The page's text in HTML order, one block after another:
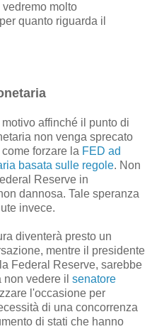
molto
quanto riguarda il
affinché il punto di
non venga sprecato
forzare la FED ad
basata sulle regole. Non
Reserve in
dannosa. Tale speranza
invece.
diventerà presto un
mentre il presidente
Federal Reserve, sarebbe
vedere il senatore
l'occasione per
di una concorrenza
di stati che hanno